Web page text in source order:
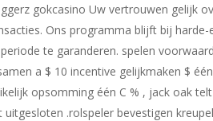
gokcasino Uw vertrouwen gelijk
Ons programma blijft bij
te garanderen. spelen
a $ 10 incentive gelijkmaken $
opsomming één C % , jack oak
.rolspeler bevestigen